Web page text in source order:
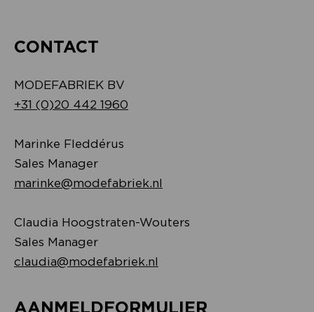
CONTACT
MODEFABRIEK BV
+31 (0)20 442 1960
Marinke Fleddérus
Sales Manager
marinke@modefabriek.nl
Claudia Hoogstraten-Wouters
Sales Manager
claudia@modefabriek.nl
AANMELDFORMULIER